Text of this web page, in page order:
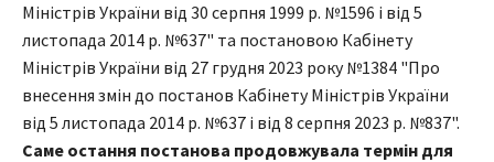
Міністрів України від 30 серпня 1999 р. №1596 і від 5
листопада 2014 р. №637" та постановою Кабінету
Міністрів України від 27 грудня 2023 року №1384 "Про
внесення змін до постанов Кабінету Міністрів України
від 5 листопада 2014 р. №637 і від 8 серпня 2023 р. №837".
Саме остання постанова продовжувала термін для